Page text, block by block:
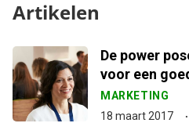
Artikelen
De power
voor een
MARKETING
18 maart 2017